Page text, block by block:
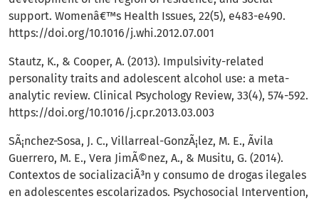
support. Womenâ€™s Health Issues, 22(5), e483-e490.
https://doi.org/10.1016/j.whi.2012.07.001
Stautz, K., & Cooper, A. (2013). Impulsivity-related
personality traits and adolescent alcohol use: a meta-
analytic review. Clinical Psychology Review, 33(4), 574-592.
https://doi.org/10.1016/j.cpr.2013.03.003
SÃ¡nchez-Sosa, J. C., Villarreal-GonzÃ¡lez, M. E., Ãvila
Guerrero, M. E., Vera JimÃ©nez, A., & Musitu, G. (2014).
Contextos de socializaciÃ³n y consumo de drogas ilegales
en adolescentes escolarizados. Psychosocial Intervention,